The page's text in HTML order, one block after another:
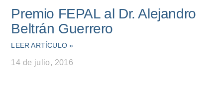
Premio FEPAL al Dr. Alejandro
Beltrán Guerrero
LEER ARTÍCULO »
14 de julio, 2016